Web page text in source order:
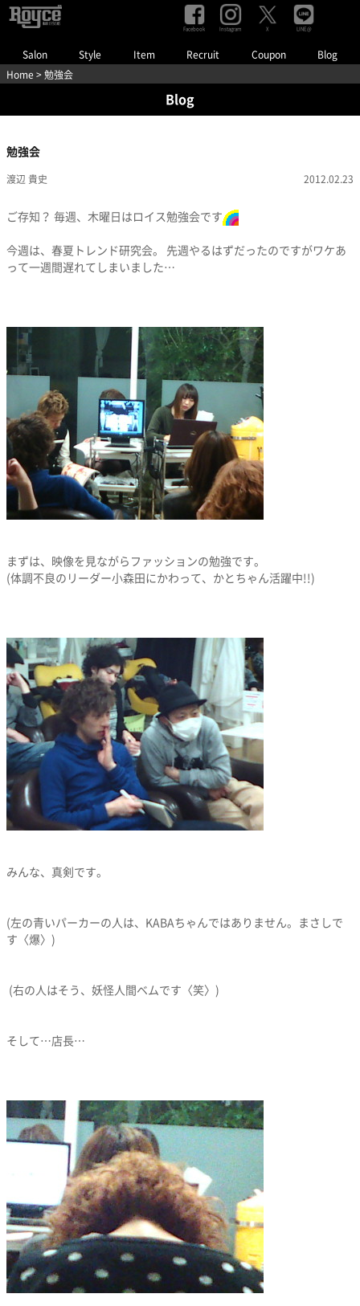
Salon Style Item Recruit Coupon Blog
Facebook Instagram X LINE@
Home > 勉強会
Blog
勉強会
渡辺 貴史 2012.02.23
ご存知？ 毎週、木曜日はロイス勉強会です
今週は、春夏トレンド研究会。 先週やるはずだったのですがワケあ
って一週間遅れてしまいました…
まずは、映像を見ながらファッションの勉強です。
(体調不良のリーダー小森田にかわって、かとちゃん活躍中!!)
みんな、真剣です。
(左の青いパーカーの人は、KABAちゃんではありません。まさしで
す〈爆〉)
(右の人はそう、妖怪人間ベムです〈笑〉)
そして…店長…